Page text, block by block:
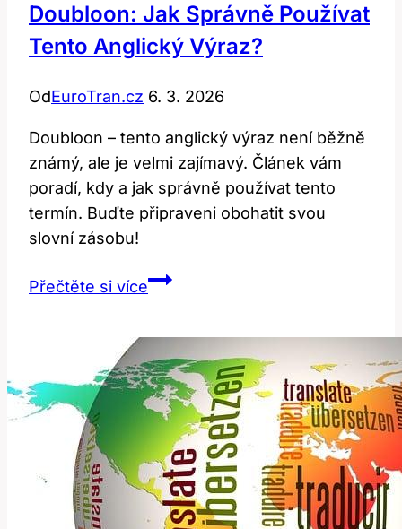
Doubloon: Jak Správně Používat
Tento Anglický Výraz?
OdEuroTran.cz 6. 3. 2026
Doubloon – tento anglický výraz není běžně
známý, ale je velmi zajímavý. Článek vám
poradí, kdy a jak správně používat tento
termín. Buďte připraveni obohatit svou
slovní zásobu!
Přečtěte si víceDoubloon:
Používat
Tento
Anglický
Výraz?